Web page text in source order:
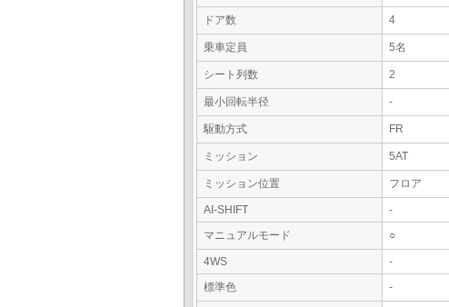
ドア数 4
乗車定員 5名
シート列数 2
最小回転半径 -
駆動方式 FR
ミッション 5AT
ミッション位置 フロア
AI-SHIFT
-
マニュアルモード
○
4WS
-
標準色
-